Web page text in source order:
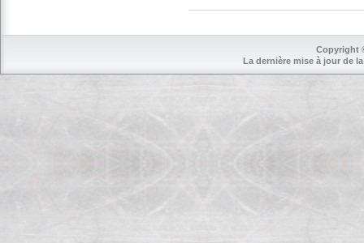
Copyright
La dernière mise à jour de